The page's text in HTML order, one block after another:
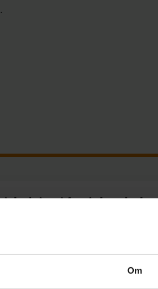
Om
.
i fastighetsbolag
organisationer kan drabbas av
och vattenläckor till
För ett